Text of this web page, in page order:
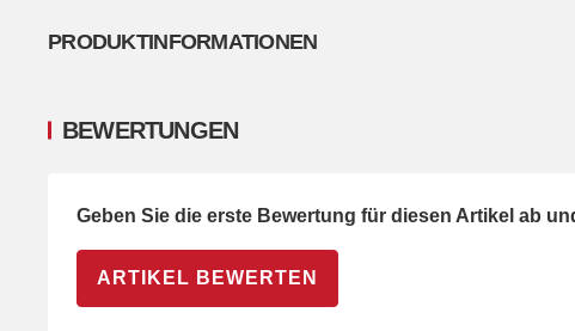
PRODUKTINFORMATIONEN
BEWERTUNGEN
Geben Sie die erste Bewertung für diesen Artikel ab
ARTIKEL BEWERTEN